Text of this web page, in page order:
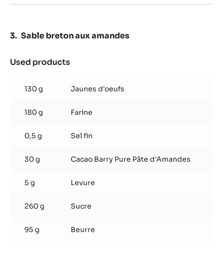
Sable breton aux amandes
Used products
breton
aux
130 g Jaunes d'oeufs
180 g Farine
0,5 g Sel fin
30 g Cacao Barry Pure Pâte d'Amandes
5 g Levure
260 g Sucre
95 g Beurre